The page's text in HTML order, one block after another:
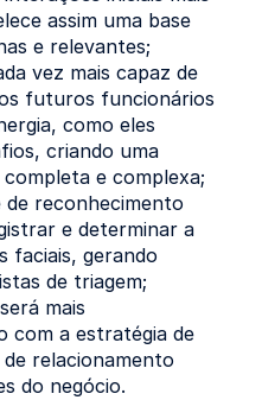
assim uma base
e relevantes;
vez mais capaz de
futuros funcionários
como eles
criando uma
e complexa;
reconhecimento
e determinar a
faciais, gerando
de triagem;
mais
com a estratégia de
relacionamento
do negócio.